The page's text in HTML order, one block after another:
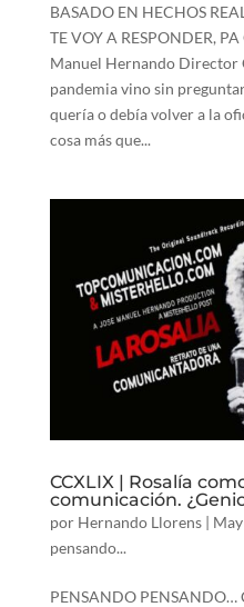
BASADO EN HECHOS
TE VOY A RESPONDER,
Manuel Hernando Director
pandemia vino sin
quería o debía volver a la
cosa más que...
CCXLIX | Rosalía
comunicación.
por Hernando Llorens|
pensando...
PENSANDO PENSANDO…